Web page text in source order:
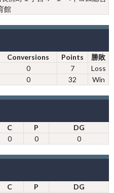
館
Conversions Points
勝敗
0 7
Loss
0 32 Win
C P
DG
0 0 0
C P
DG